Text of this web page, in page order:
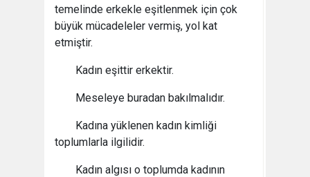
temelinde erkekle eşitlenmek için çok
büyük mücadeleler vermiş, yol kat
etmiştir.
Kadın eşittir erkektir.
Meseleye buradan bakılmalıdır.
Kadına yüklenen kadın kimliği
toplumlarla ilgilidir.
Kadın algısı o toplumda kadının